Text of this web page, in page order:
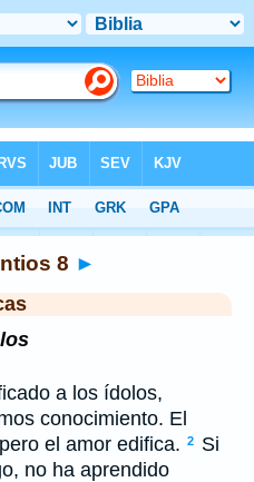
8 ►
a los ídolos,
conocimiento. El
el amor edifica. 2
Si
no ha aprendido